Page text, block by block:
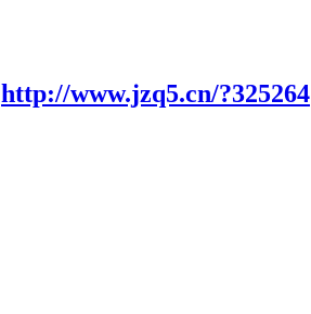
http://www.jzq5.cn/?325264